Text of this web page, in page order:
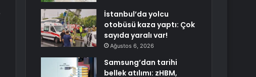
İstanbul’da yolcu
otobüsü kaza yaptı: Çok
sayıda yaralı var!
Ağustos 6, 2026
Samsung’dan tarihi
bellek atılımı: zHBM,